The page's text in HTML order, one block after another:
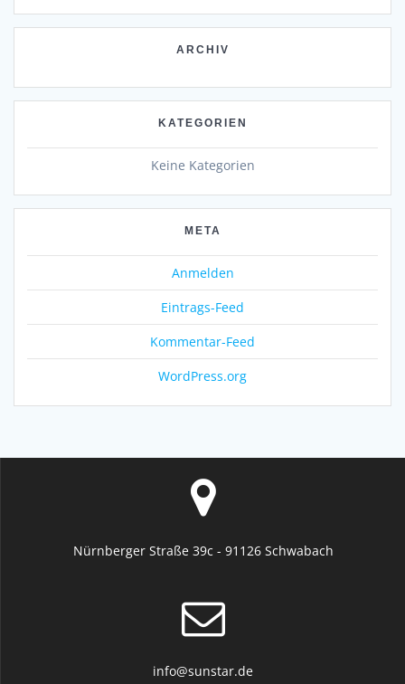
ARCHIV
KATEGORIEN
Keine Kategorien
META
Anmelden
Eintrags-Feed
Kommentar-Feed
WordPress.org
Nürnberger Straße 39c - 91126 Schwabach
info@sunstar.de